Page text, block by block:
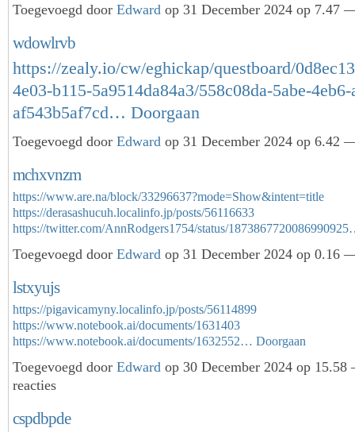
Toegevoegd door Edward op 31 December 2024 op 7.47
wdowlrvb
https://zealy.io/cw/eghickap/questboard/
4e03-b115-5a9514da84a3/558c08da-5abe-
af543b5af7cd… Doorgaan
Toegevoegd door Edward op 31 December 2024 op 6.42
mchxvnzm
https://www.are.na/block/33296637?mode=Show&intent=title
https://derasashucuh.localinfo.jp/posts/56116633
https://twitter.com/AnnRodgers1754/status/
Toegevoegd door Edward op 31 December 2024 op 0.16
lstxyujs
https://pigavicamyny.localinfo.jp/posts/56114899
https://www.notebook.ai/documents/1631403
https://www.notebook.ai/documents/1632552… Doorgaan
Toegevoegd door Edward op 30 December 2024 op
reacties
cspdbpde